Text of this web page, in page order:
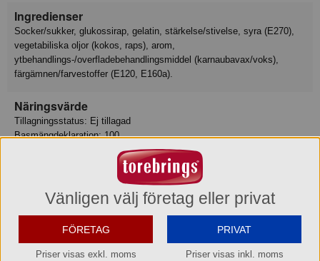
Ingredienser
socker/sukker, glukossirap, gelatin, stärkelse/stivelse, syra (E270),
vegetabiliska oljor (kokos, raps), arom,
ytbehandlings-/overfladebehandlingsmiddel (karnaubavax/voks),
färgämnen/farvestoffer (E120, E160a).
Näringsvärde
Tillagningsstatus: Ej tillagad
Basmängdeklaration: 100
varav mättat fett 0.2 g
Kolhydrat 83 g
Fiber 0.06 g
Protein 5.4 g
Vänligen välj företag eller privat
FÖRETAG
Priser visas exkl. moms
PRIVAT
Priser visas inkl. moms